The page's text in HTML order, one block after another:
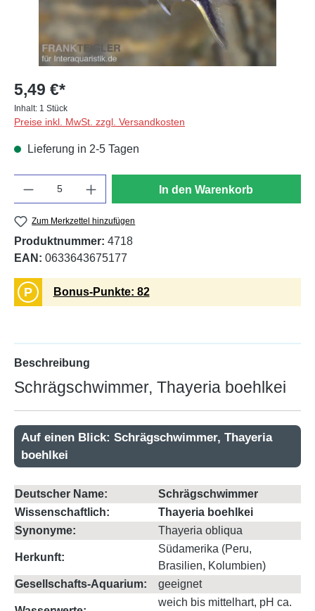
5,49 €*
Inhalt: 1 Stück
Preise inkl. MwSt. zzgl. Versandkosten
Lieferung in 2-5 Tagen
In den Warenkorb
Zum Merkzettel hinzufügen
Produktnummer: 4718
EAN: 0633643675177
P Bonus-Punkte: 82
Beschreibung
Schrägschwimmer, Thayeria boehlkei
Auf einen Blick: Schrägschwimmer, Thayeria
boehlkei
Deutscher Name:
Schrägschwimmer
Wissenschaftlich:
Thayeria boehlkei
Synonyme:
Thayeria obliqua
Herkunft:
Südamerika (Peru,
Brasilien, Kolumbien)
Gesellschafts-Aquarium:
geeignet
weich bis mittelhart, pH ca.